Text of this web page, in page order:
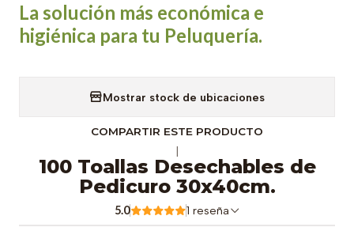
La solución más económica e
higiénica para tu Peluquería.
Mostrar stock de ubicaciones
COMPARTIR ESTE PRODUCTO
100 Toallas Desechables de
Pedicuro 30x40cm.
5.0 1 reseña